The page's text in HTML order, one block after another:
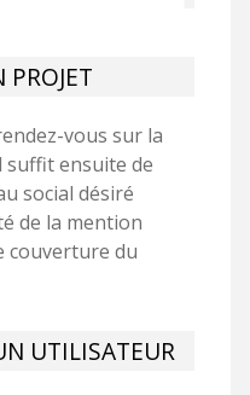
PROJET
vous sur la
suffit ensuite de
social désiré
de la mention
couverture du
UTILISATEUR